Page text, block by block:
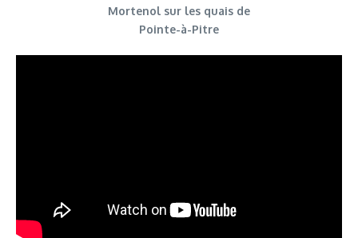
Mortenol sur les quais de
Pointe-à-Pitre